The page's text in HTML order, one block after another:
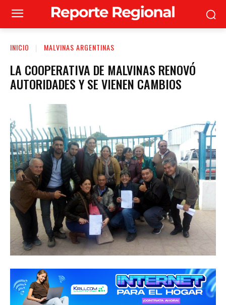
INICIO MALVINAS ARGENTINAS
LA COOPERATIVA DE MALVINAS RENOVÓ
AUTORIDADES Y SE VIENEN CAMBIOS